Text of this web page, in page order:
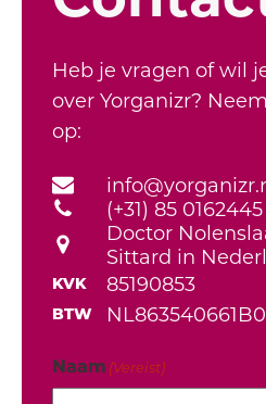
Heb je vragen of wil
over Yorganizr?
op:
(+31) 85 0162445
Doctor
Sittard in
KVK 85190853
BTW
Naam (Vereist)